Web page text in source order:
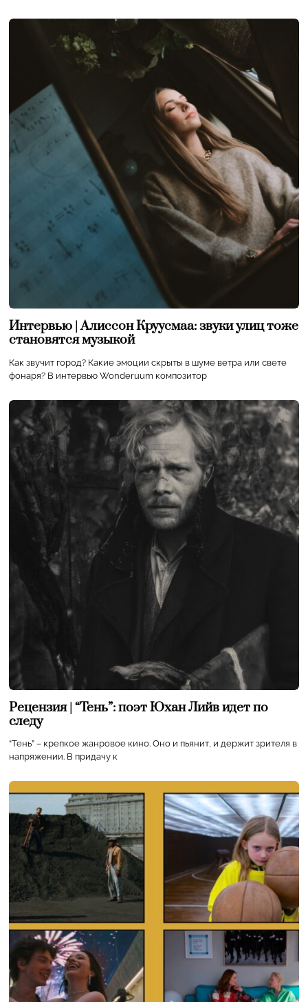
Интервью | Алиссон Круусмаа: звуки улиц тоже
становятся музыкой
Как звучит город? Какие эмоции скрыты в шуме ветра или свете
фонаря? В интервью Wonderuum композитор
Рецензия | “Тень”: поэт Юхан Лийв идет по
следу
“Тень” – крепкое жанровое кино. Оно и пьянит, и держит зрителя в
напряжении. В придачу к